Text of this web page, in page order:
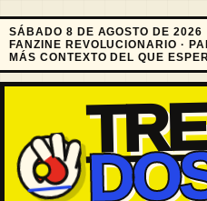
SÁBADO 8 DE AGOSTO DE 2026
FANZINE REVOLUCIONARIO ·
MÁS CONTEXTO DEL QUE